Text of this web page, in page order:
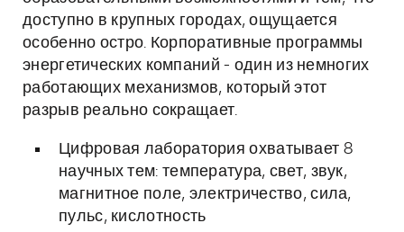
доступно в крупных городах, ощущается
особенно остро. Корпоративные программы
энергетических компаний - один из немногих
работающих механизмов, который этот
разрыв реально сокращает.
Цифровая лаборатория охватывает 8
научных тем: температура, свет, звук,
магнитное поле, электричество, сила,
пульс, кислотность